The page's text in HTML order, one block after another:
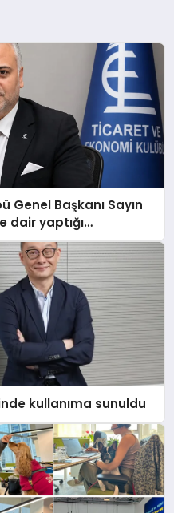
Genel Başkanı Sayın
dair yaptığı
kullanıma sunuldu